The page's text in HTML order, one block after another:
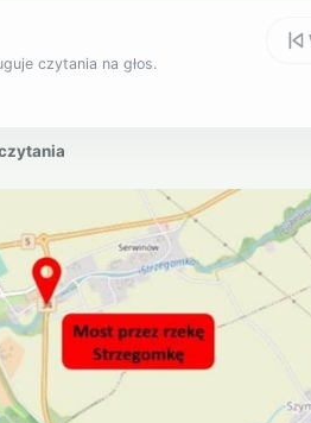
czytania na głos.